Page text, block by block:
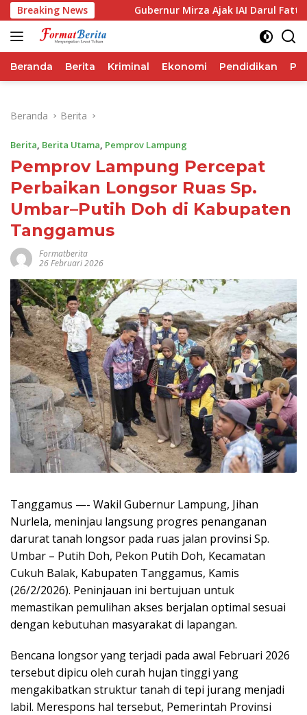
Langsung
ke
konten
Breaking News
IHSG Gubernur Mirza Ajak IAI Darul Fattah Cetak
Beranda Berita Kriminal Ekonomi Pendidikan
Beranda Berita
Berita, Berita Utama, Pemprov Lampung
Pemprov Lampung Percepat
Perbaikan Longsor Ruas Sp.
Umbar–Putih Doh di Kabupaten
Tanggamus
Formatberita
26 Februari 2026
Tanggamus —- Wakil Gubernur Lampung, Jihan
Nurlela, meninjau langsung progres penanganan
darurat tanah longsor pada ruas jalan provinsi Sp.
Umbar – Putih Doh, Pekon Putih Doh, Kecamatan
Cukuh Balak, Kabupaten Tanggamus, Kamis
(26/2/2026). Peninjauan ini bertujuan untuk
memastikan pemulihan akses berjalan optimal sesuai
dengan kebutuhan masyarakat di lapangan.
​Bencana longsor yang terjadi pada awal Februari 2026
tersebut dipicu oleh curah hujan tinggi yang
mengakibatkan struktur tanah di tepi jurang menjadi
labil. Merespons hal tersebut, Pemerintah Provinsi